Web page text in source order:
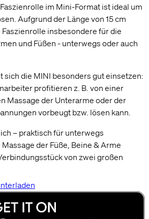
im Mini-Format ist ideal um
Aufgrund der Länge von 15 cm
insbesondere für die
und Füßen - unterwegs oder auch
sich die MINI besonders gut einsetzen:
profitieren z. B. von einer
Massage der Unterarme oder der
vorbeugt bzw. lösen kann.
– praktisch für unterwegs
der Füße, Beine & Arme
von zwei großen